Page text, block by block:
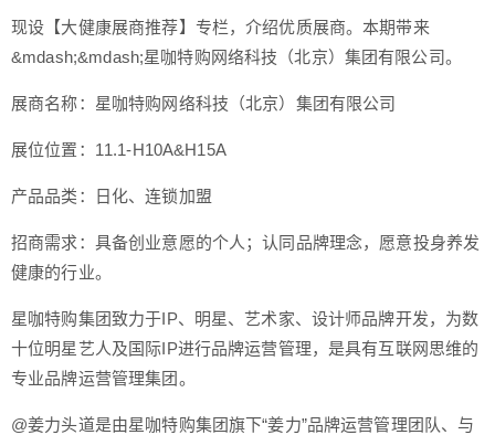
现设【大健康展商推荐】专栏，介绍优质展商。本期带来
&mdash;&mdash;星咖特购网络科技（北京）集团有限公司。
展商名称：星咖特购网络科技（北京）集团有限公司
展位位置：11.1-H10A&H15A
产品品类：日化、连锁加盟
招商需求：具备创业意愿的个人；认同品牌理念，愿意投身养发
健康的行业。
星咖特购集团致力于IP、明星、艺术家、设计师品牌开发，为数
十位明星艺人及国际IP进行品牌运营管理，是具有互联网思维的
专业品牌运营管理集团。
@姜力头道是由星咖特购集团旗下“姜力”品牌运营管理团队、与